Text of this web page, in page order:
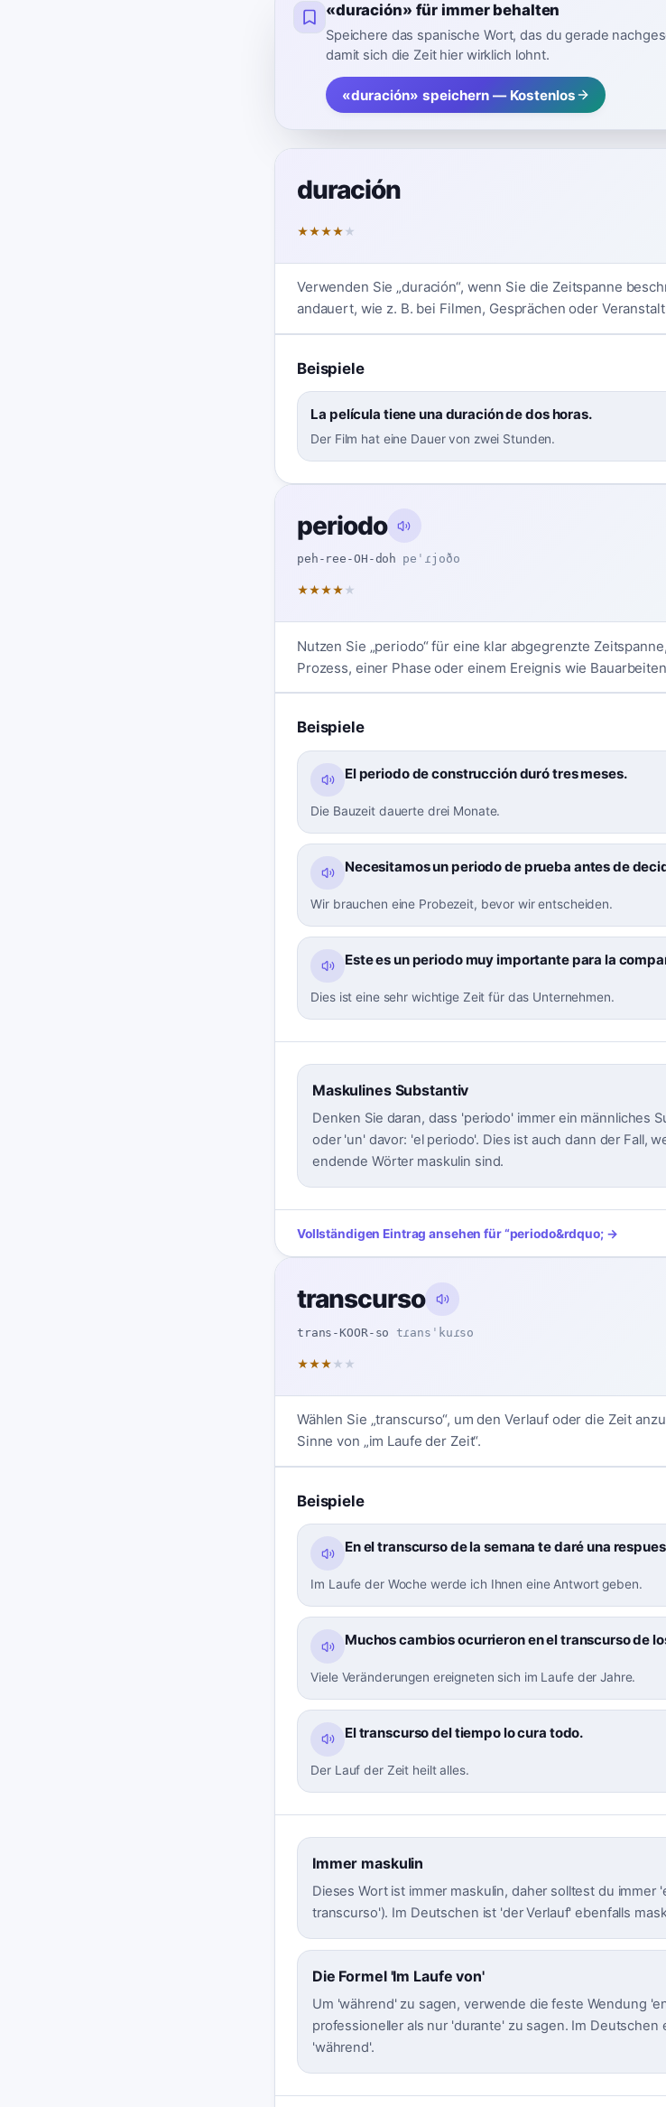
«duración» für immer behalten
Speichere das spanische Wort, das du gerade
damit sich die Zeit hier wirklich lohnt.
«duración» speichern — Kostenlos
duración
★★★★ ★
Verwenden Sie „duración“, wenn Sie die Zeitspanne
andauert, wie z. B. bei Filmen, Gesprächen oder
Beispiele
La película tiene una duración de dos horas.
Der Film hat eine Dauer von zwei Stunden.
periodo
peh-ree-OH-doh peˈɾjoðo
★★★★ ★
Nutzen Sie „periodo“ für eine klar abgegrenzte
Prozess, einer Phase oder einem Ereignis wie
Beispiele
El periodo de construcción duró tres meses.
Die Bauzeit dauerte drei Monate.
Necesitamos un periodo de prueba antes de
Wir brauchen eine Probezeit, bevor wir entscheiden.
Este es un periodo muy importante para la
Dies ist eine sehr wichtige Zeit für das Unternehmen.
Maskulines Substantiv
Denken Sie daran, dass 'periodo' immer ein männliches
oder 'un' davor: 'el periodo'. Dies ist auch dann der Fall,
endende Wörter maskulin sind.
Vollständigen Eintrag ansehen für“periodo&rdquo; →
transcurso
trans-KOOR-so tɾansˈkuɾso
★★★ ★ ★
Wählen Sie „transcurso“, um den Verlauf oder die Zeit
Sinne von „im Laufe der Zeit“.
Beispiele
En el transcurso de la semana te daré una
Im Laufe der Woche werde ich Ihnen eine Antwort geben.
Muchos cambios ocurrieron en el transcurso de
Viele Veränderungen ereigneten sich im Laufe der Jahre.
El transcurso del tiempo lo cura todo.
Der Lauf der Zeit heilt alles.
Immer maskulin
Dieses Wort ist immer maskulin, daher solltest du immer
transcurso'). Im Deutschen ist 'der Verlauf' ebenfalls
Die Formel 'Im Laufe von'
Um 'während' zu sagen, verwende die feste Wendung
professioneller als nur 'durante' zu sagen. Im
'während'.